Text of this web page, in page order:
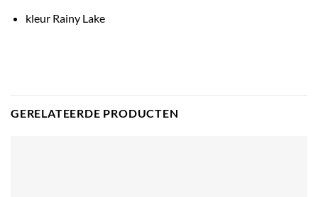
kleur Rainy Lake
GERELATEERDE PRODUCTEN